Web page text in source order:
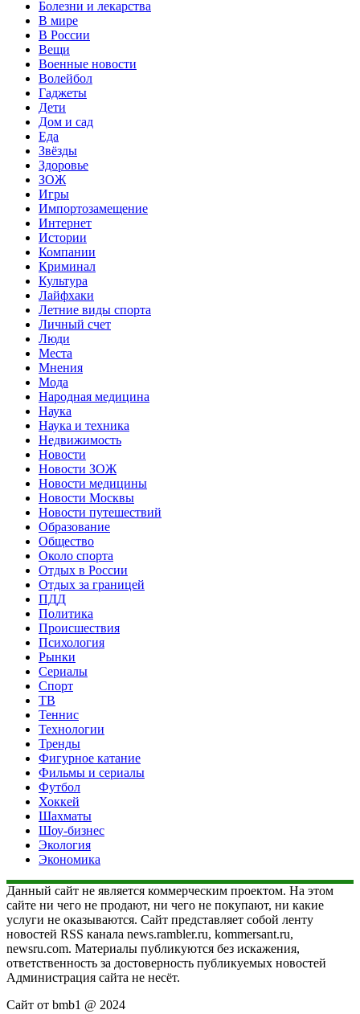
Болезни и лекарства
В мире
В России
Вещи
Военные новости
Волейбол
Гаджеты
Дети
Дом и сад
Еда
Звёзды
Здоровье
ЗОЖ
Игры
Импортозамещение
Интернет
Истории
Компании
Криминал
Культура
Лайфхаки
Летние виды спорта
Личный счет
Люди
Места
Мнения
Мода
Народная медицина
Наука
Наука и техника
Недвижимость
Новости
Новости ЗОЖ
Новости медицины
Новости Москвы
Новости путешествий
Образование
Общество
Около спорта
Отдых в России
Отдых за границей
ПДД
Политика
Происшествия
Психология
Рынки
Сериалы
Спорт
ТВ
Теннис
Технологии
Тренды
Фигурное катание
Фильмы и сериалы
Футбол
Хоккей
Шахматы
Шоу-бизнес
Экология
Экономика
Данный сайт не является коммерческим проектом. На этом
сайте ни чего не продают, ни чего не покупают, ни какие
услуги не оказываются. Сайт представляет собой ленту
новостей RSS канала news.rambler.ru, kommersant.ru,
newsru.com. Материалы публикуются без искажения,
ответственность за достоверность публикуемых новостей
Администрация сайта не несёт.
Сайт от bmb1 @ 2024